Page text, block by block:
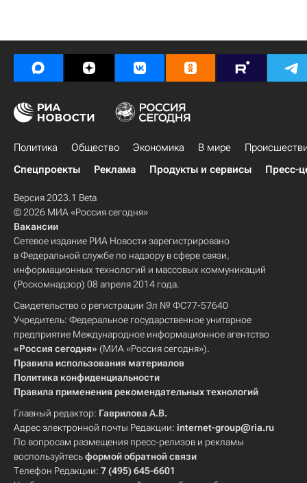
Политика Общество Экономика В мире
Спецпроекты
Реклама Продукты и сервисы Пресс-
Версия 2023.1 Beta
© 2026 МИА «Россия сегодня»
Вакансии
Сетевое издание РИА Новости зарегистрировано
в Федеральной службе по надзору в сфере связи,
информационных технологий и массовых коммуникаций
(Роскомнадзор) 08 апреля 2014 года.
Свидетельство о регистрации Эл № ФС77-57640
Учредитель: Федеральное государственное унитарное
предприятие Международное информационное агентство
«Россия сегодня» (МИА «Россия сегодня»).
Правила использования материалов
Политика конфиденциальности
Правила применения рекомендательных технологий
Главный редактор: Гаврилова А.В.
Адрес электронной почты Редакции: internet-group@ria.ru
По вопросам размещения пресс-релизов и рекламы
воспользуйтесьформой обратной связи
Телефон Редакции: 7 (495) 645-6601